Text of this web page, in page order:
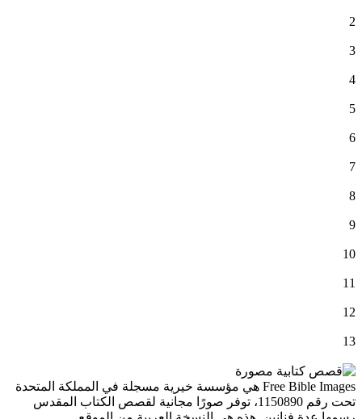
2
3
4
5
6
7
8
9
10
11
12
13
Free Bible Images هي مؤسسة خيرية مسجلة في المملكة المتحدة
تحت رقم 1150890، توفر صورًا مجانية لقصص الكتاب المقدس